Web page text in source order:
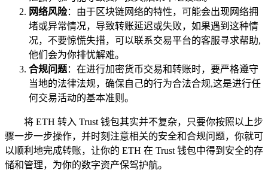
网络风险：由于区块链网络的特性，可能会出现网络拥
堵或异常情况，导致转账延迟或失败，如果遇到这种情
况，不要惊慌失措，可以联系交易平台的客服寻求帮助,
他们会为你排忧解难。
合规问题：在进行加密货币交易和转账时，要严格遵守
当地的法律法规，确保自己的行为合法合规,这是进行任
何交易活动的基本准则。
将 ETH 转入 Trust 钱包其实并不复杂，只要你按照以上步
骤一步一步操作，并时刻注意相关的安全和合规问题，你就可
以顺利地完成转账，让你的 ETH 在 Trust 钱包中得到安全的存
储和管理，为你的数字资产保驾护航。